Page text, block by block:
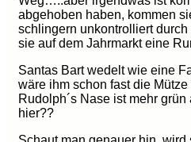
abgehoben haben, kommen
schlingern unkontrolliert
sie auf dem Jahrmarkt eine
Santas Bart wedelt wie eine
wäre ihm schon fast die
Rudolph´s Nase ist mehr
hier??